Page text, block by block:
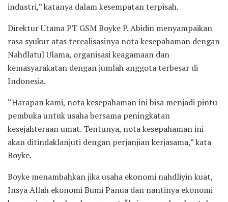
industri,” katanya dalam kesempatan terpisah.
Direktur Utama PT GSM Boyke P. Abidin menyampaikan
rasa syukur atas terealisasinya nota kesepahaman dengan
Nahdlatul Ulama, organisasi keagamaan dan
kemasyarakatan dengan jumlah anggota terbesar di
Indonesia.
“Harapan kami, nota kesepahaman ini bisa menjadi pintu
pembuka untuk usaha bersama peningkatan
kesejahteraan umat. Tentunya, nota kesepahaman ini
akan ditindaklanjuti dengan perjanjian kerjasama,” kata
Boyke.
Boyke menambahkan jika usaha ekonomi nahdliyin kuat,
Insya Allah ekonomi Bumi Panua dan nantinya ekonomi